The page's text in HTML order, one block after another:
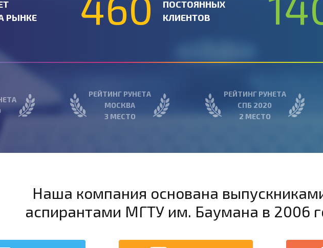
РЫНКЕ
ПОСТОЯННЫХ
КЛИЕНТОВ
РЕЙТИНГ РУНЕТА
МОСКВА
3 МЕСТО
РЕЙТИНГ РУНЕТА
СПБ 2020
2 МЕСТО
Наша компания основана
аспирантами МГТУ им. Баумана в 2006